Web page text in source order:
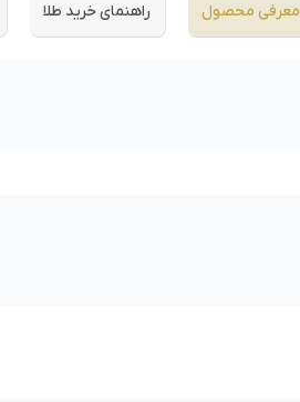
معرفی محصول راهنمای خرید طلا